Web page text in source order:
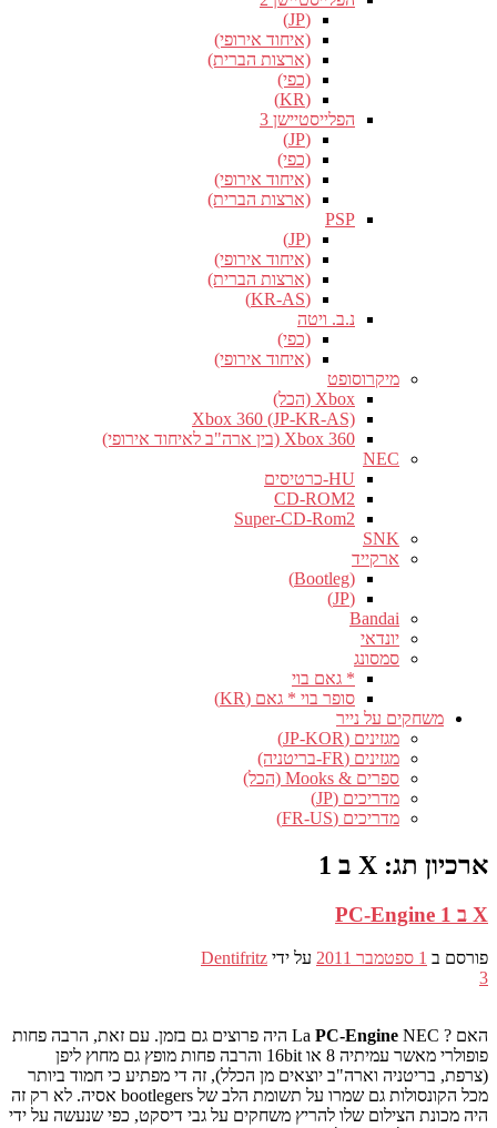
(JP)
(איחוד אירופי)
(ארצות הברית)
(כפי)
(KR)
הפלייסטיישן 3
(JP)
(כפי)
(איחוד אירופי)
(ארצות הברית)
PSP
(JP)
(איחוד אירופי)
(ארצות הברית)
(KR-AS)
נ.ב. ויטה
(כפי)
(איחוד אירופי)
מיקרוסופט
Xbox (הכל)
Xbox 360 (JP-KR-AS)
Xbox 360 (בין ארה"ב לאיחוד אירופי)
NEC
HU-כרטיסים
CD-ROM2
Super-CD-Rom2
SNK
ארקייד
(Bootleg)
(JP)
Bandai
יונדאי
סמסונג
* גאם בוי
סופר בוי * גאם (KR)
משחקים על נייר
מגזינים (JP-KOR)
מגזינים (FR-בריטניה)
ספרים & Mooks (הכל)
מדריכים (JP)
מדריכים (FR-US)
ארכיון תג: X ב 1
X ב 1 PC-Engine
פורסם ב 1 ספטמבר 2011 על ידי Dentifritz
3
האם ? La PC-Engine
NEC היה פרוצים גם בזמן. עם זאת, הרבה פחות
פופולרי מאשר עמיתיה 8 או 16bit והרבה פחות מופץ גם מחוץ ליפן
(צרפת, בריטניה וארה"ב יוצאים מן הכלל), זה די מפתיע כי חמוד ביותר
מכל הקונסולות גם שמרו על תשומת הלב של bootlegers אסיה. לא רק זה
היה מכונת הצילום שלו להריץ משחקים על גבי דיסקט, כפי שנעשה על ידי